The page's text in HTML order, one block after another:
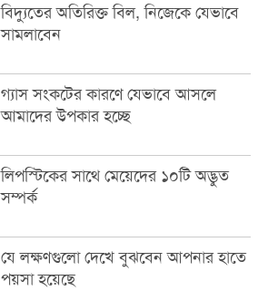
বিদ্যুতের অতিরিক্ত বিল, নিজেকে যেভাবে
সামলাবেন
গ্যাস সংকটের কারণে যেভাবে আসলে
আমাদের উপকার হচ্ছে
লিপস্টিকের সাথে মেয়েদের ১০টি অদ্ভুত
সম্পর্ক
যে লক্ষণগুলো দেখে বুঝবেন আপনার হাতে
পয়সা হয়েছে